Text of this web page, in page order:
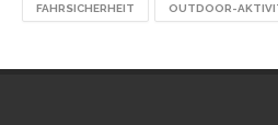
FAHRSICHERHEIT OUTDOOR-